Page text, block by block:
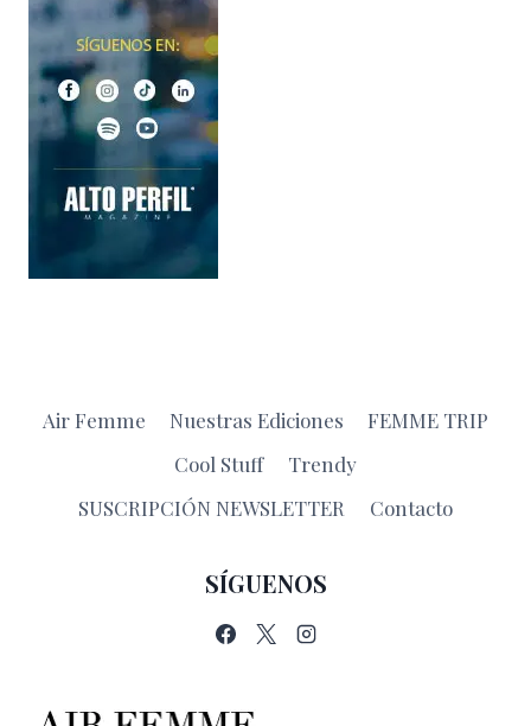
Air Femme Nuestras Ediciones
FEMME TRIP
Cool Stuff
Trendy
SUSCRIPCIÓN NEWSLETTER
Contacto
SÍGUENOS